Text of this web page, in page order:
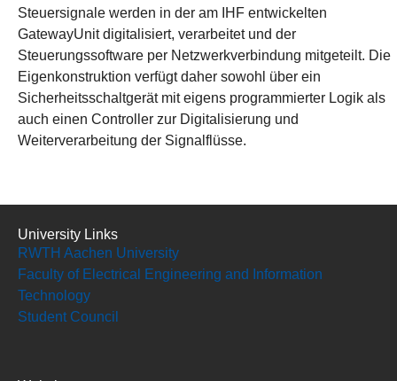
Steuersignale werden in der am IHF entwickelten
GatewayUnit digitalisiert, verarbeitet und der
Steuerungssoftware per Netzwerkverbindung mitgeteilt. Die
Eigenkonstruktion verfügt daher sowohl über ein
Sicherheitsschaltgerät mit eigens programmierter Logik als
auch einen Controller zur Digitalisierung und
Weiterverarbeitung der Signalflüsse.
University Links
RWTH Aachen University
Faculty of Electrical Engineering and Information
Technology
Student Council